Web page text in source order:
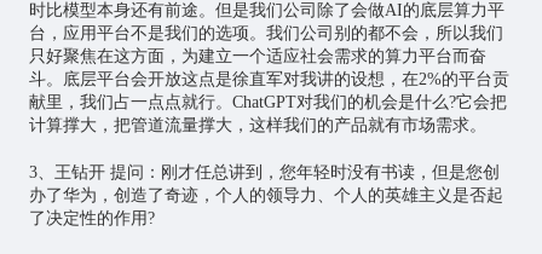
时比模型本身还有前途。但是我们公司除了会做AI的底层算力平
台，应用平台不是我们的选项。我们公司别的都不会，所以我们
只好聚焦在这方面，为建立一个适应社会需求的算力平台而奋
斗。底层平台会开放这点是徐直军对我讲的设想，在2%的平台贡
献里，我们占一点点就行。ChatGPT对我们的机会是什么?它会把
计算撑大，把管道流量撑大，这样我们的产品就有市场需求。
3、王钻开 提问：刚才任总讲到，您年轻时没有书读，但是您创
办了华为，创造了奇迹，个人的领导力、个人的英雄主义是否起
了决定性的作用?